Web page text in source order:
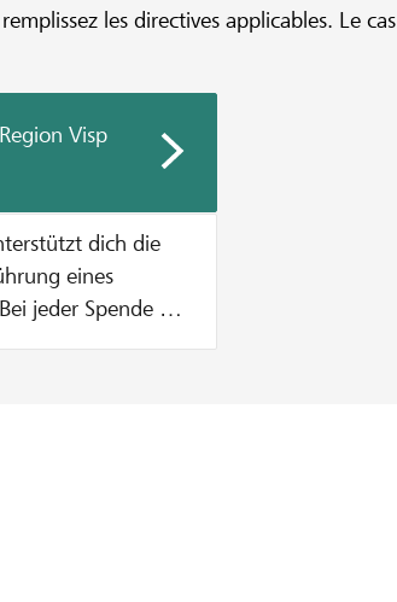
les directives applicables. Le cas
Visp
eines
einen Betrag von